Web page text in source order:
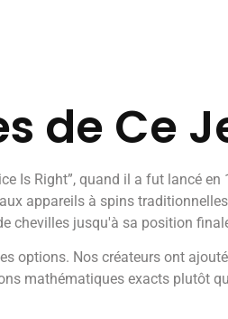
de Ce
Is Right”, quand il a fut lancé
appareils à spins
chevilles jusqu'à sa position
options. Nos créateurs ont
mathématiques exacts plutôt